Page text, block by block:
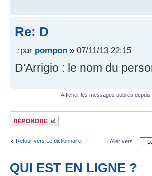
Re: D
par pompon » 07/11/13 22:15
D'Arrigio : le nom du
Afficher les messages publiés depuis
Publier une réponse
Retour vers Le dictionnaire Aller vers :
QUI EST EN LIGNE ?